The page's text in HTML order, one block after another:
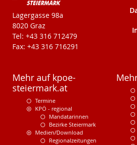
KPÖ-Steiermark
Lagergasse 98a
8020 Graz
Tel: +43 316 712479
Fax: +43 316 716291
Mehr auf kpoe-
steiermark.at
Termine
KPÖ - regional
Mandatarinnen
Bezirke Steiermark
Medien/Download
Regionalzeitungen